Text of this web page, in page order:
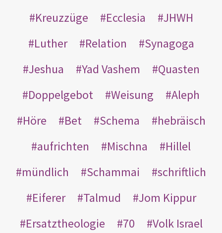
Kreuzzüge
Ecclesia
JHWH
Luther
Relation
Synagoga
Jeshua
Yad Vashem
Quasten
Doppelgebot
Weisung
Aleph
Höre
Bet Schema
hebräisch
aufrichten
Mischna
Hillel
mündlich
Schammai
schriftlich
Eiferer
Talmud
Jom Kippur
Ersatztheologie
70 Volk Israel